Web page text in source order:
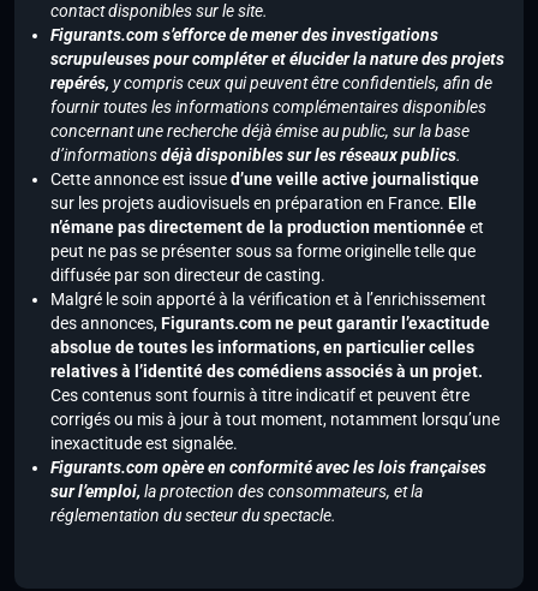
contact disponibles sur le site.
Figurants.com s’efforce de mener des investigations
scrupuleuses pour compléter et élucider la nature des projets
repérés, y compris ceux qui peuvent être confidentiels, afin de
fournir toutes les informations complémentaires disponibles
concernant une recherche déjà émise au public, sur la base
d’informationsdéjà disponibles sur les réseaux publics.
Cette annonce est issued’une veille active journalistique
sur les projets audiovisuels en préparation en France. Elle
n’émane pas directement de la production mentionnéeet
peut ne pas se présenter sous sa forme originelle telle que
diffusée par son directeur de casting.
Malgré le soin apporté à la vérification et à l’enrichissement
des annonces,Figurants.com ne peut garantir l’exactitude
absolue de toutes les informations, en particulier celles
relatives à l’identité des comédiens associés à un projet.
Ces contenus sont fournis à titre indicatif et peuvent être
corrigés ou mis à jour à tout moment, notamment lorsqu’une
inexactitude est signalée.
Figurants.com opère en conformité avec les lois françaises
sur l’emploi, la protection des consommateurs, et la
réglementation du secteur du spectacle.